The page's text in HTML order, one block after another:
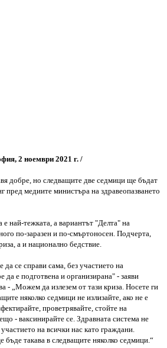
2 ноември 2021 г. /
добре, но следващите две седмици ще бъдат
пред медиите министъра на здравеопазването
най-тежката, а вариантът "Делта" на
по-заразен и по-смъртоносен. Подчерта,
а и национално бедствие.
се справи сама, без участието на
да е подготвена и организирана" - заяви
- „Можем да излезем от тази криза. Носете ги
няколко седмици не излизайте, ако не е
проветрявайте, стойте на
- ваксинирайте се. Здравната система не
на всички нас като граждани.
такава в следващите няколко седмици.“